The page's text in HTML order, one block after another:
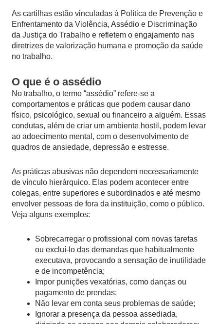
As cartilhas estão vinculadas à Política de Prevenção e
Enfrentamento da Violência, Assédio e Discriminação
da Justiça do Trabalho e refletem o engajamento nas
diretrizes de valorização humana e promoção da saúde
no trabalho.
O que é o assédio
No trabalho, o termo “assédio” refere-se a
comportamentos e práticas que podem causar dano
físico, psicológico, sexual ou financeiro a alguém. Essas
condutas, além de criar um ambiente hostil, podem levar
ao adoecimento mental, com o desenvolvimento de
quadros de ansiedade, depressão e estresse.
As práticas abusivas não dependem necessariamente
de vínculo hierárquico. Elas podem acontecer entre
colegas, entre superiores e subordinados e até mesmo
envolver pessoas de fora da instituição, como o público.
Veja alguns exemplos:
Sobrecarregar o profissional com novas tarefas
ou excluí-lo das demandas que habitualmente
executava, provocando a sensação de inutilidade
e de incompetência;
Impor punições vexatórias, como danças ou
pagamento de prendas;
Não levar em conta seus problemas de saúde;
Ignorar a presença da pessoa assediada,